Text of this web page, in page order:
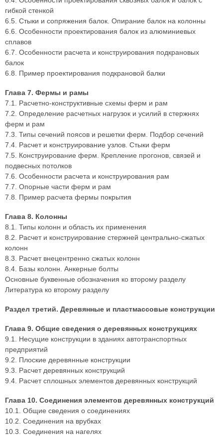
гибкой стенкой
6.5. Стыки и сопряжения балок. Опирание балок на колонны
6.6. Особенности проектирования балок из алюминиевых
сплавов
6.7. Особенности расчета и конструирования подкрановых
балок
6.8. Пример проектирования подкрановой балки
Глава 7. Фермы и рамы
7.1. Расчетно-конструктивные схемы ферм и рам
7.2. Определение расчетных нагрузок и усилий в стержнях
ферм и рам
7.3. Типы сечений поясов и решетки ферм. Подбор сечений
7.4. Расчет и конструирование узлов. Стыки ферм
7.5. Конструирование ферм. Крепление прогонов, связей и
подвесных потолков
7.6. Особенности расчета и конструирования рам
7.7. Опорные части ферм и рам
7.8. Пример расчета фермы покрытия
Глава 8. Колонны
8.1. Типы колонн и область их применения
8.2. Расчет и конструирование стержней центрально-сжатых
колонн
8.3. Расчет внецентренно сжатых колонн
8.4. Базы колонн. Анкерные болты
Основные буквенные обозначения ко второму разделу
Литература ко второму разделу
Раздел третий. Деревянные и пластмассовые конструкции
Глава 9. Общие сведения о деревянных конструкциях
9.1. Несущие конструкции в зданиях автотранспортных
предприятий
9.2. Плоские деревянные конструкции
9.3. Расчет деревянных конструкций
9.4. Расчет сплошных элементов деревянных конструкций
Глава 10. Соединения элементов деревянных конструкций
10.1. Общие сведения о соединениях
10.2. Соединения на врубках
10.3. Соединения на нагелях